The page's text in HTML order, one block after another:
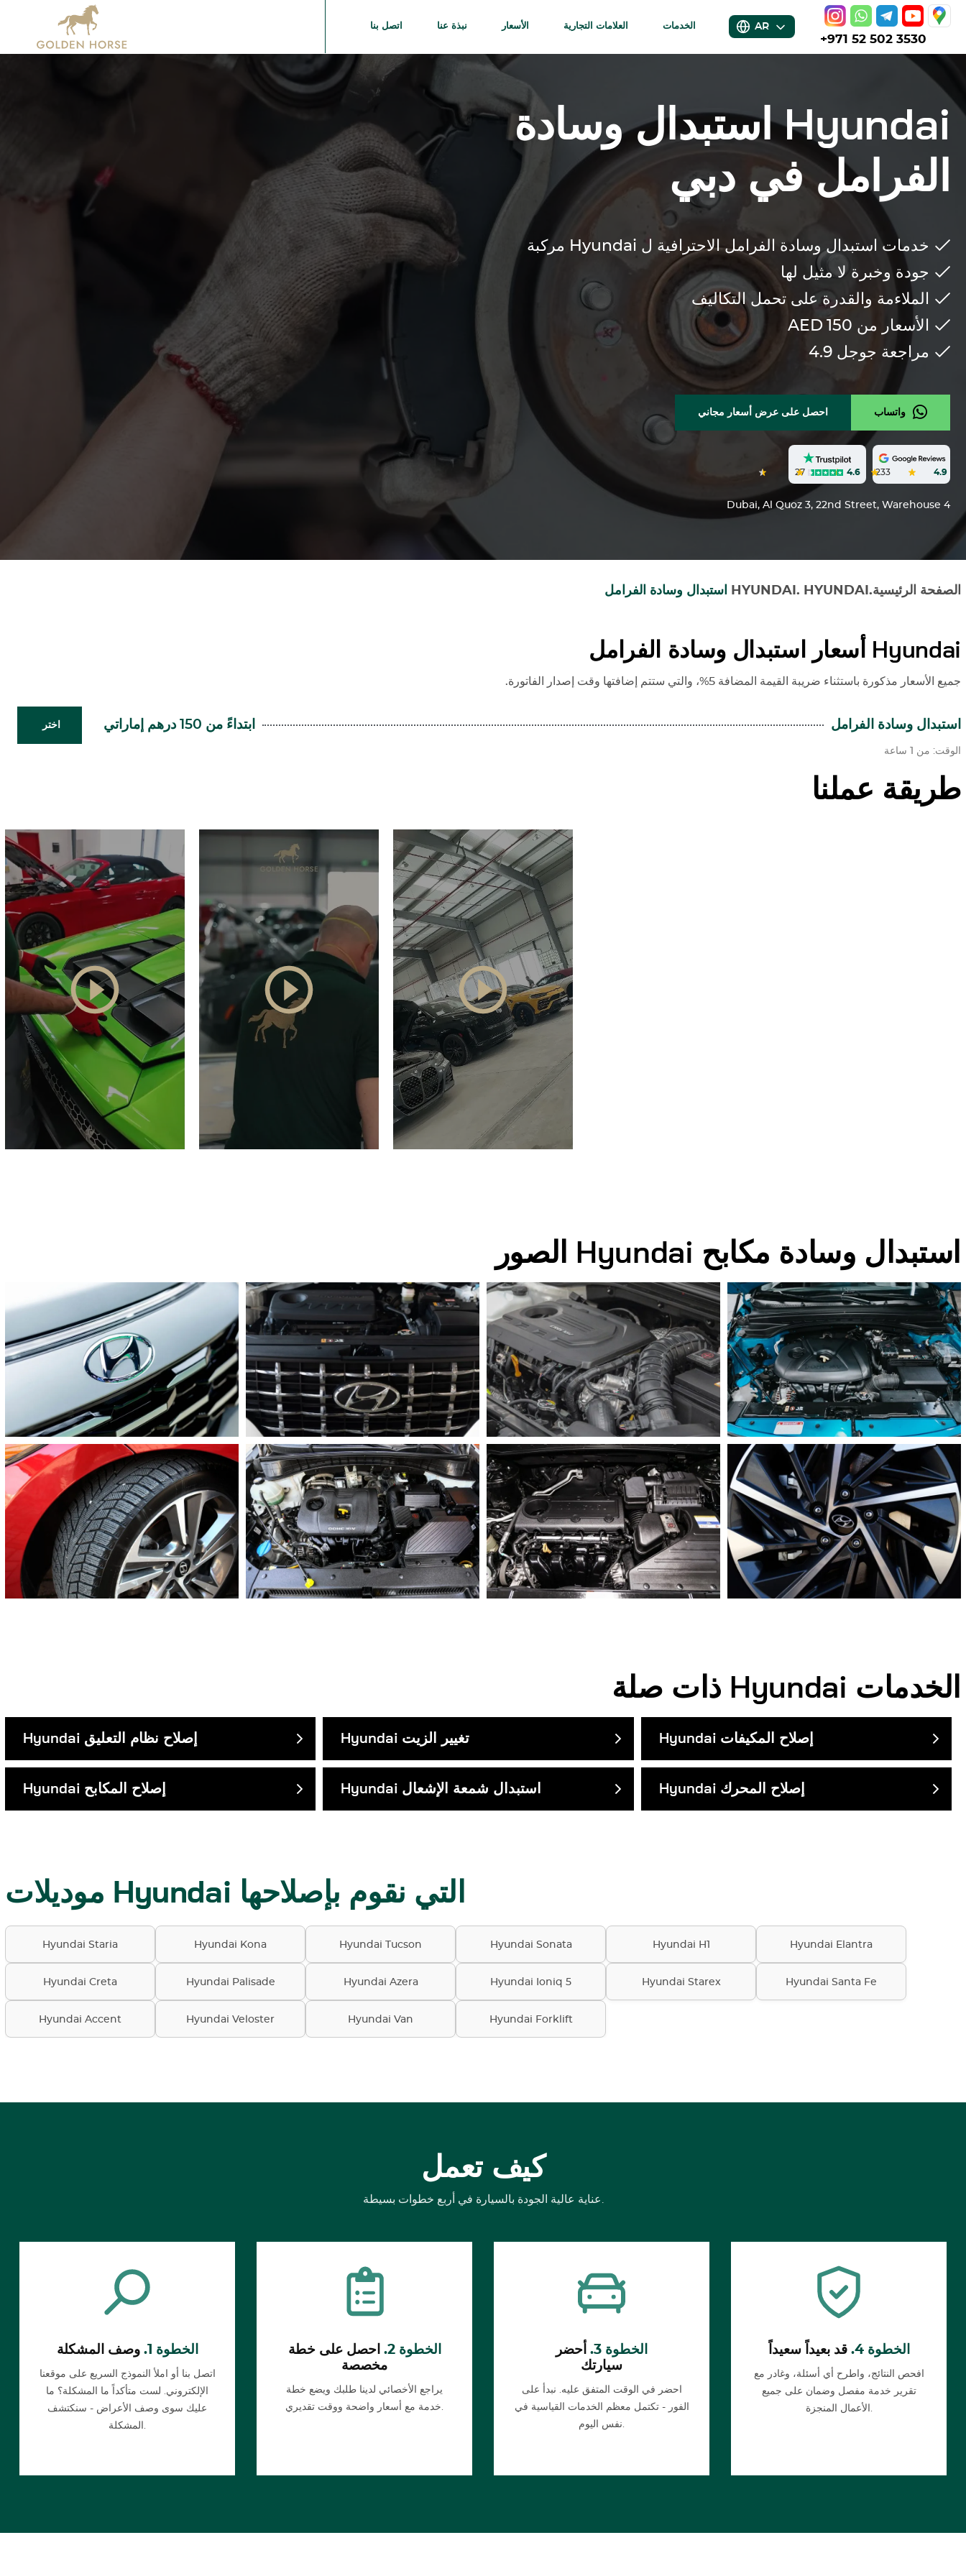
الخدمات العلامات التجارية الأسعار نبذة عنا اتصل بنا AR
+971 52 502 3530
Hyundaiاستبدال وسادة
الفرامل في دبي
خدمات استبدال وسادة الفرامل الاحترافية ل Hyundai مركبة
جودة وخبرة لا مثيل لها
الملاءمة والقدرة على تحمل التكاليف
الأسعار من 150
AED
مراجعة جوجل 4.9
واتساب احصل على عرض أسعار مجاني
4.9
233
4.6
27
Dubai, Al Quoz 3, 22nd Street, Warehouse 4
الصفحة الرئيسية.
HYUNDAI
.
HYUNDAI استبدال وسادة الفرامل
Hyundai أسعار استبدال وسادة الفرامل
جميع الأسعار مذكورة باستثناء ضريبة القيمة المضافة 5%، والتي ستتم إضافتها وقت إصدار الفاتورة.
استبدال وسادة الفرامل ابتداءً من 150 درهم إماراتي اختر
الوقت: من 1 ساعة
طريقة عملنا
استبدال وسادة مكابح Hyundai الصور
Hyundai الخدمات
Hyundai إصلاح نظام التعليق Hyundai تغيير الزيت Hyundai إصلاح المكيفات
Hyundai إصلاح المكابح Hyundai استبدال شمعة الإشعال Hyundai إصلاح المحرك
موديلات Hyundai التي نقوم بإصلاحها
Hyundai Staria Hyundai Kona Hyundai Tucson Hyundai Sonata Hyundai H1 Hyundai Elantra
Hyundai Creta Hyundai Palisade Hyundai Azera Hyundai Ioniq 5 Hyundai Starex Hyundai Santa Fe
Hyundai Accent Hyundai Veloster Hyundai Van Hyundai Forklift
كيف تعمل
عناية عالية الجودة بالسيارة في أربع خطوات بسيطة.
الخطوة 1. وصف المشكلة
اتصل بنا أو املأ النموذج السريع على موقعنا
الإلكتروني. لست متأكداً ما المشكلة؟ ما
عليك سوى وصف الأعراض - سنكتشف
المشكلة.
الخطوة 2.
احصل على خطة
مخصصة
يراجع الأخصائي لدينا طلبك ويضع خطة
خدمة مع أسعار واضحة ووقت تقديري.
الخطوة 3.
أحضر
سيارتك
احضر في الوقت المتفق عليه. نبدأ على
الفور - تكتمل معظم الخدمات القياسية في
نفس اليوم.
الخطوة 4. قد بعيداً سعيداً
افحص النتائج، واطرح أي أسئلة، وغادر مع
تقرير خدمة مفصل وضمان على جميع
الأعمال المنجزة.